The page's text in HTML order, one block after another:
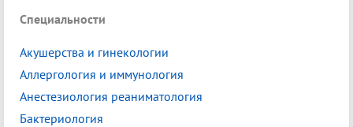
Специальности
Акушерства и гинекологии
Аллергология и иммунология
Анестезиология реаниматология
Бактериология